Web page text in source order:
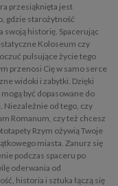
przesiąknięta jest
gdzie starożytność
swoją historię. Spacerując
Koloseum czy
pulsujące życie tego
przenosi Cię w samo serce
widoki i zabytki. Dzięki
być dopasowane do
Niezależnie od tego, czy
Romanum, czy też chcesz
Rzym ożywią Twoje
miasta. Zanurz się
podczas spaceru po
oderwania od
historia i sztuka łączą się